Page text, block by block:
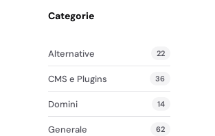
Categorie
Alternative 22
CMS e Plugins 36
Domini 14
Generale 62